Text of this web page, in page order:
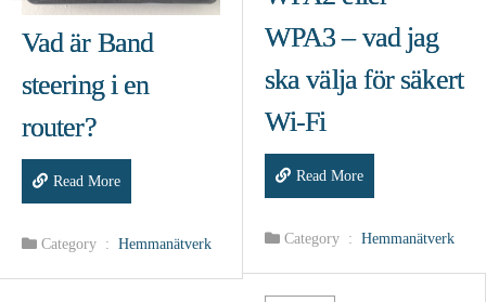
Vad är Band
steering i en
router?
Read More
Category : Hemmanätverk
WPA3 – vad jag
ska välja för säkert
Wi‑Fi
Read More
Category : Hemmanätverk